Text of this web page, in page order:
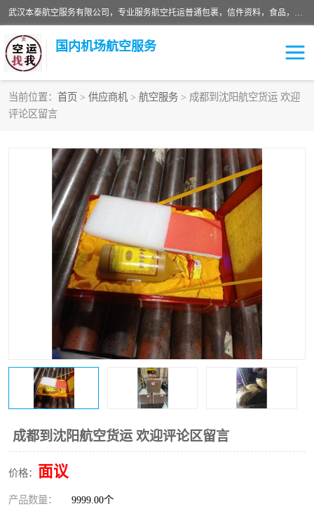
武汉本泰航空服务有限公司，专业服务航空托运普通包裹，信件资料，食品，服装，快消品等运输的专线空运，完善的网络服务确保为客户提供准确、*、安全的“门对门”服务，本着“诚信为本、精诚合作”的服务宗旨.“以安全运输为保障，以运价合理要求市场”的经营理念。武汉机场货运、武汉航空物流、武汉空运、武汉天河国际机场东方、南方、国际航空、机场空运业务覆盖国内二三线机场城市，如：武汉-敦煌、武汉-柳州等
国内机场航空服务
当前位置： 首页 > 供应商机 > 航空服务 > 成都到沈阳航空货运 欢迎
评论区留言
成都到沈阳航空货运 欢迎评论区留言
价格： 面议
产品数量： 9999.00个
航空服务